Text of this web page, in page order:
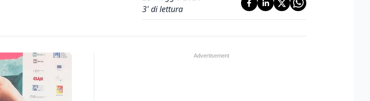
3' di lettura